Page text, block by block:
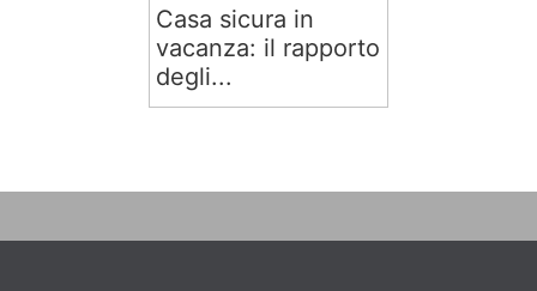
Casa sicura in
vacanza: il rapporto
degli...